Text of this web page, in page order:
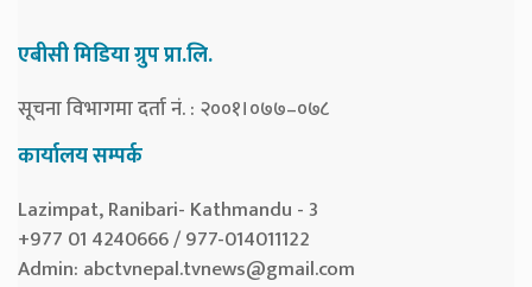
एबीसी मिडिया ग्रुप प्रा.लि.
सूचना विभागमा दर्ता नं. : २००१।०७७–०७८
कार्यालय सम्पर्क
Lazimpat, Ranibari- Kathmandu - 3
+977 01 4240666 / 977-014011122
Admin: abctvnepal.tvnews@gmail.com